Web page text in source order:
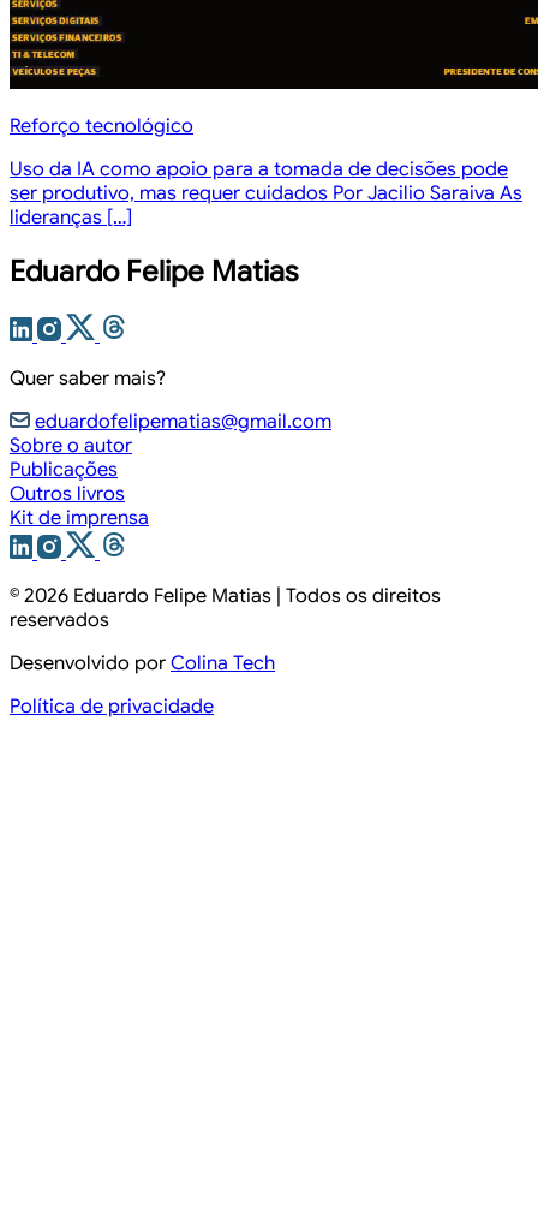
Reforço tecnológico
Uso da IA como apoio para a tomada de decisões pode
ser produtivo, mas requer cuidados Por Jacilio Saraiva As
lideranças […]
Eduardo Felipe Matias
Quer saber mais?
eduardofelipematias@gmail.com
Sobre o autor
Publicações
Outros livros
Kit de imprensa
© 2026 Eduardo Felipe Matias | Todos os direitos
reservados
Desenvolvido por Colina Tech
Política de privacidade